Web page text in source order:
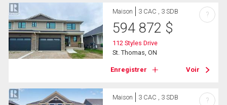
Maison 3 CAC , 3 SDB
594 872 $
112 Styles Drive
St. Thomas, ON
Enregistrer Voir
?
Maison 3 CAC , 3 SDB ?